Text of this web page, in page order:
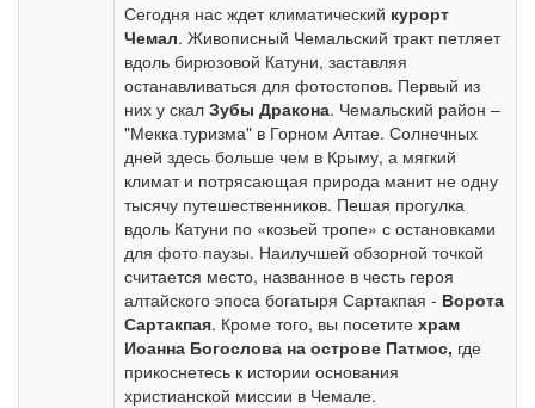
Сегодня нас ждет климатический курорт
Чемал. Живописный Чемальский тракт петляет
вдоль бирюзовой Катуни, заставляя
останавливаться для фотостопов. Первый из
них у скал Зубы Дракона. Чемальский район –
"Мекка туризма" в Горном Алтае. Солнечных
дней здесь больше чем в Крыму, а мягкий
климат и потрясающая природа манит не одну
тысячу путешественников. Пешая прогулка
вдоль Катуни по «козьей тропе» с остановками
для фото паузы. Наилучшей обзорной точкой
считается место, названное в честь героя
алтайского эпоса богатыря Сартакпая - Ворота
Сартакпая. Кроме того, вы посетите храм
Иоанна Богослова на острове Патмос, где
прикоснетесь к истории основания
христианской миссии в Чемале.